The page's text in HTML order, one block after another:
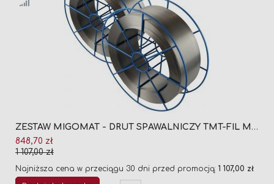
ZESTAW MIGOMAT - DRUT SPAWALNICZY TMT-FIL MIG 308 LSI FI 1,0 (2 x SZPULA 15KG)
Cena
promocyjna
848,70 zł
1 107,00 zł
Najniższa cena w przeciągu 30 dni przed promocją: 1 107,00 zł